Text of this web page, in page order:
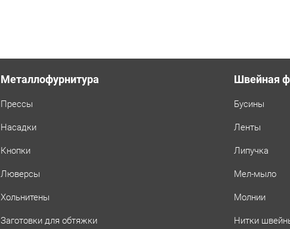
Металлофурнитура
Прессы
Насадки
Кнопки
Люверсы
Хольнитены
Заготовки для обтяжки
Швейная
Бусины
Ленты
Липучка
Мел-мыло
Молнии
Нитки